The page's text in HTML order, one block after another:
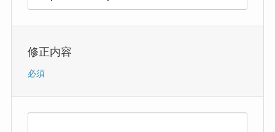
修正内容
必須